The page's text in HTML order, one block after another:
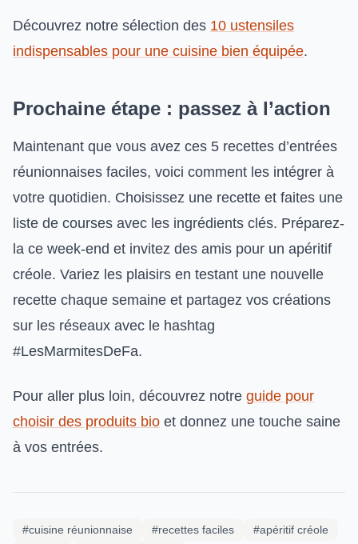
Découvrez notre sélection des 10 ustensiles
indispensables pour une cuisine bien équipée.
Prochaine étape : passez à l’action
Maintenant que vous avez ces 5 recettes d’entrées
réunionnaises faciles, voici comment les intégrer à
votre quotidien. Choisissez une recette et faites une
liste de courses avec les ingrédients clés. Préparez-
la ce week-end et invitez des amis pour un apéritif
créole. Variez les plaisirs en testant une nouvelle
recette chaque semaine et partagez vos créations
sur les réseaux avec le hashtag
#LesMarmitesDeFa.
Pour aller plus loin, découvrez notre guide pour
choisir des produits bio et donnez une touche saine
à vos entrées.
#cuisine réunionnaise #recettes faciles
#apéritif créole